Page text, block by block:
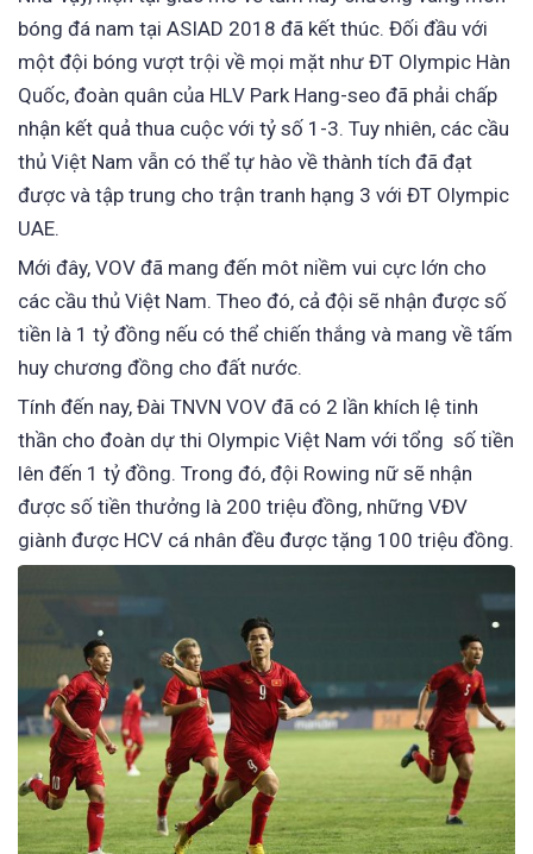
bóng đá nam tại ASIAD 2018 đã kết thúc. Đối đầu với
một đội bóng vượt trội về mọi mặt như ĐT Olympic Hàn
Quốc, đoàn quân của HLV Park Hang-seo đã phải chấp
nhận kết quả thua cuộc với tỷ số 1-3. Tuy nhiên, các cầu
thủ Việt Nam vẫn có thể tự hào về thành tích đã đạt
được và tập trung cho trận tranh hạng 3 với ĐT Olympic
UAE.
Mới đây, VOV đã mang đến môt niềm vui cực lớn cho
các cầu thủ Việt Nam. Theo đó, cả đội sẽ nhận được số
tiền là 1 tỷ đồng nếu có thể chiến thắng và mang về tấm
huy chương đồng cho đất nước.
Tính đến nay, Đài TNVN VOV đã có 2 lần khích lệ tinh
thần cho đoàn dự thi Olympic Việt Nam với tổng số tiền
lên đến 1 tỷ đồng. Trong đó, đội Rowing nữ sẽ nhận
được số tiền thưởng là 200 triệu đồng, những VĐV
giành được HCV cá nhân đều được tặng 100 triệu đồng.